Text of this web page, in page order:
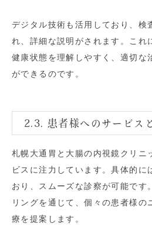
デジタル技術も活用しており、検
れ、詳細な説明がされます。これ
健康状態を理解しやすく、適切な
ができるのです。
2.3. 患者様へのサービス
札幌大通胃と大腸の内視鏡クリニ
ビスに注力しています。具体的に
おり、スムーズな診察が可能です
リングを通じて、個々の患者様の
療を提案します。